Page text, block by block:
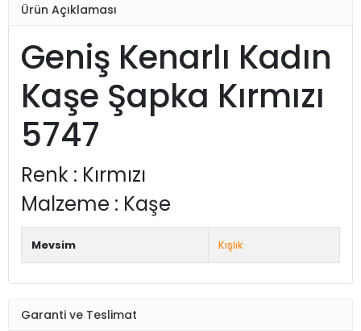
Ürün Açıklaması
Geniş Kenarlı Kadın
Kaşe Şapka Kırmızı
5747
Renk : Kırmızı
Malzeme : Kaşe
Mevsim Kışlık
Garanti ve Teslimat